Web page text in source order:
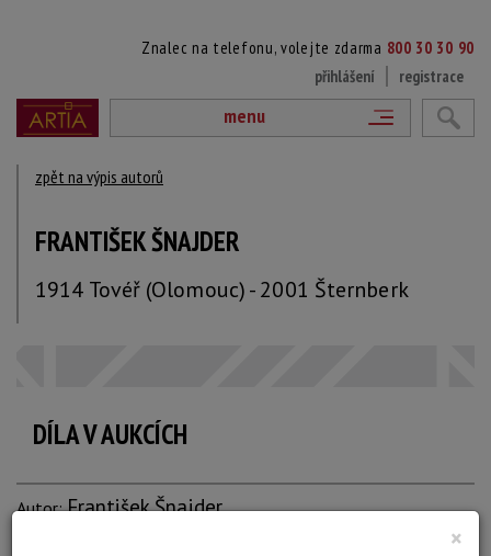
Znalec na telefonu, volejte zdarma 800 30 30 90
přihlášení
registrace
menu
zpět na výpis autorů
FRANTIŠEK ŠNAJDER
1914 Tovéř (Olomouc) - 2001 Šternberk
DÍLA V AUKCÍCH
Autor:František Šnajder
×